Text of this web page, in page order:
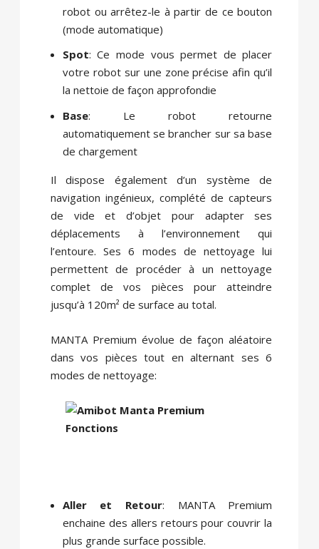
robot ou arrêtez-le à partir de ce bouton
(mode automatique)
Spot: Ce mode vous permet de placer
votre robot sur une zone précise afin qu’il
la nettoie de façon approfondie
Base: Le robot retourne
automatiquement se brancher sur sa base
de chargement
Il dispose également d’un système de
navigation ingénieux, complété de capteurs
de vide et d’objet pour adapter ses
déplacements à l’environnement qui
l’entoure. Ses 6 modes de nettoyage lui
permettent de procéder à un nettoyage
complet de vos pièces pour atteindre
jusqu’à 120m² de surface au total.
MANTA Premium évolue de façon aléatoire
dans vos pièces tout en alternant ses 6
modes de nettoyage:
Aller et Retour: MANTA Premium
enchaine des allers retours pour couvrir la
plus grande surface possible.